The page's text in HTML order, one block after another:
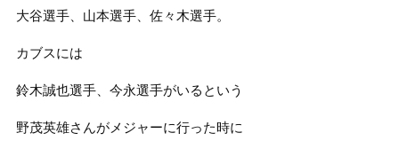
大谷選手、山本選手、佐々木選手。
カブスには
鈴木誠也選手、今永選手がいるという
野茂英雄さんがメジャーに行った時に